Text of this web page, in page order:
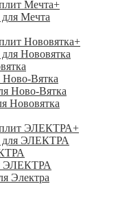
Мечта+
Мечта
Нововятка+
Нововятка
Ново-Вятка
Ново-Вятка
Нововятка
ЭЛЕКТРА+
для ЭЛЕКТРА
ЭЛЕКТРА
Электра